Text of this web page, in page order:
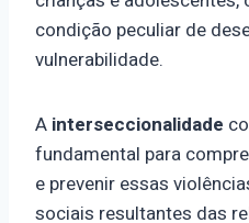
condição peculiar de
vulnerabilidade.
A interseccionalidade
fundamental para
e prevenir essas
sociais resultantes das